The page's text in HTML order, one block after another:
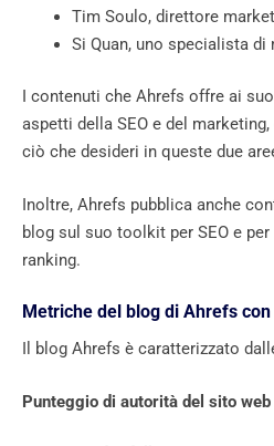
Tim Soulo, direttore
Si Quan, uno specialista di
I contenuti che Ahrefs offre ai
aspetti della SEO e del
ciò che desideri in queste due
Inoltre, Ahrefs pubblica anche
blog sul suo toolkit per SEO e
ranking.
Metriche del blog di Ahrefs con
Il blog Ahrefs è caratterizzato
Punteggio di autorità del sito web